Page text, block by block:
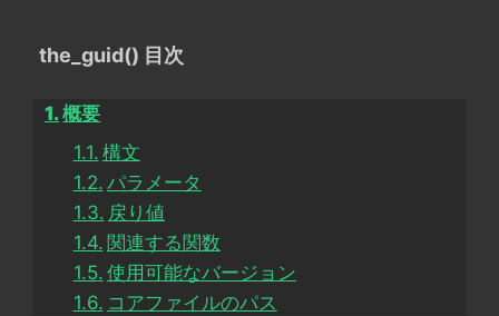
the_guid() 目次
概要
構文
パラメータ
戻り値
関連する関数
使用可能なバージョン
コアファイルのパス